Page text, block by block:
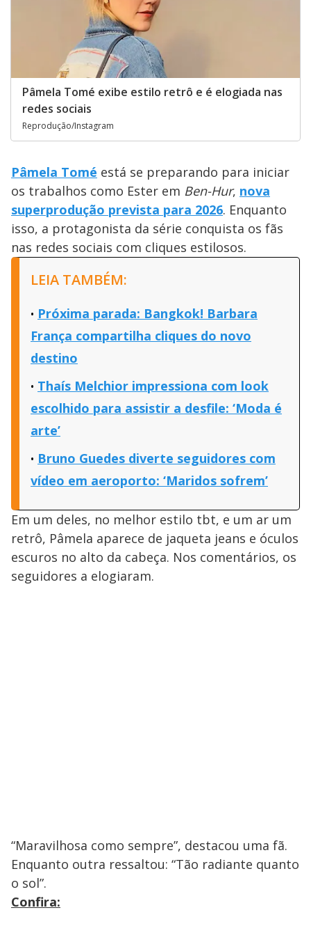
Pâmela Tomé exibe estilo retrô e é elogiada nas
redes sociais
Reprodução/Instagram
Pâmela Tomé está se preparando para iniciar
os trabalhos como Ester em Ben-Hur, nova
superprodução prevista para 2026. Enquanto
isso, a protagonista da série conquista os fãs
nas redes sociais com cliques estilosos.
LEIA TAMBÉM:
Próxima parada: Bangkok! Barbara
França compartilha cliques do novo
destino
Thaís Melchior impressiona com look
escolhido para assistir a desfile: ‘Moda é
arte’
Bruno Guedes diverte seguidores com
vídeo em aeroporto: ‘Maridos sofrem’
Em um deles, no melhor estilo tbt, e um ar um
retrô, Pâmela aparece de jaqueta jeans e óculos
escuros no alto da cabeça. Nos comentários, os
seguidores a elogiaram.
“Maravilhosa como sempre”, destacou uma fã.
Enquanto outra ressaltou: “Tão radiante quanto
o sol”.
Confira: